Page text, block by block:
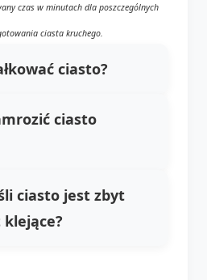
czas w minutach dla poszczególnych
ciasta kruchego.
ciasto?
ciasto
ciasto jest zbyt